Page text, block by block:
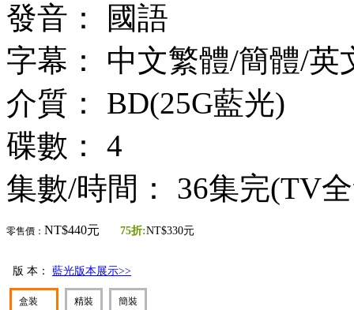
發音： 國語
字幕： 中文繁體/簡體/英
介質： BD(25G藍光)
碟數： 4
集數/時間： 36集完(TV
零售價： NT$440元 75折:NT$330元
版 本： 藍光版本展示>>
盒装 精裝 簡裝